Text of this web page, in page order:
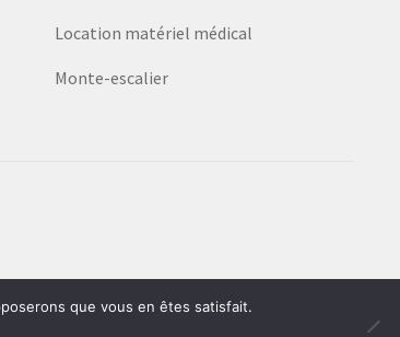
Location matériel médical
Monte-escalier
que vous en êtes satisfait.